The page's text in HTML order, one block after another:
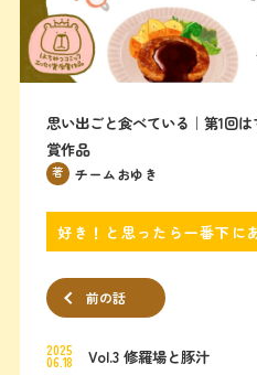
思い出ごと食べている｜第1回
賞作品
著 チームおゆき
好き！と思ったら一番下に
前の話
2025
06.18 Vol.3 修羅場と豚汁